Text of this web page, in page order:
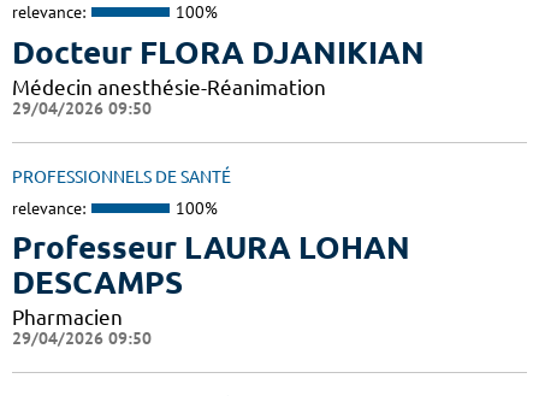
relevance: 100%
Docteur FLORA DJANIKIAN
Médecin anesthésie-Réanimation
29/04/2026 09:50
PROFESSIONNELS DE SANTÉ
relevance: 100%
Professeur LAURA LOHAN
DESCAMPS
Pharmacien
29/04/2026 09:50